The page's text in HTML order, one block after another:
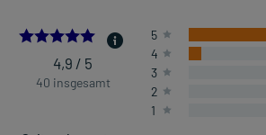
4.925
4,9 / 5
40 insgesamt
5
4
3
2
1